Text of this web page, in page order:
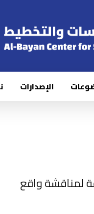
الإصدارات
لمناقشة واقع